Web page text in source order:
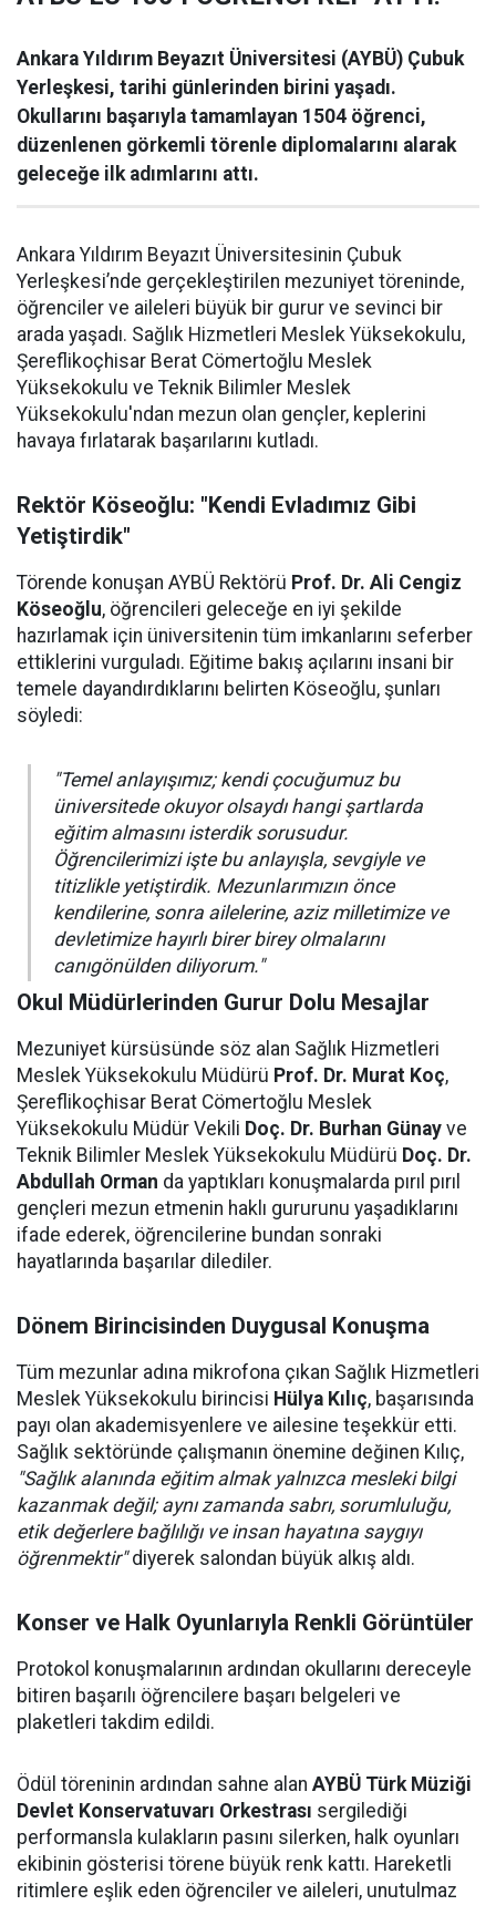
Ankara Yıldırım Beyazıt Üniversitesi (AYBÜ) Çubuk
Yerleşkesi, tarihi günlerinden birini yaşadı.
Okullarını başarıyla tamamlayan 1504 öğrenci,
düzenlenen görkemli törenle diplomalarını alarak
geleceğe ilk adımlarını attı.
Ankara Yıldırım Beyazıt Üniversitesinin Çubuk
Yerleşkesi’nde gerçekleştirilen mezuniyet töreninde,
öğrenciler ve aileleri büyük bir gurur ve sevinci bir
arada yaşadı. Sağlık Hizmetleri Meslek Yüksekokulu,
Şereflikoçhisar Berat Cömertoğlu Meslek
Yüksekokulu ve Teknik Bilimler Meslek
Yüksekokulu'ndan mezun olan gençler, keplerini
havaya fırlatarak başarılarını kutladı.
Rektör Köseoğlu: "Kendi Evladımız Gibi
Yetiştirdik"
Törende konuşan AYBÜ Rektörü Prof. Dr. Ali Cengiz
Köseoğlu, öğrencileri geleceğe en iyi şekilde
hazırlamak için üniversitenin tüm imkanlarını seferber
ettiklerini vurguladı. Eğitime bakış açılarını insani bir
temele dayandırdıklarını belirten Köseoğlu, şunları
söyledi:
"Temel anlayışımız; kendi çocuğumuz bu
üniversitede okuyor olsaydı hangi şartlarda
eğitim almasını isterdik sorusudur.
Öğrencilerimizi işte bu anlayışla, sevgiyle ve
titizlikle yetiştirdik. Mezunlarımızın önce
kendilerine, sonra ailelerine, aziz milletimize ve
devletimize hayırlı birer birey olmalarını
canıgönülden diliyorum."
Okul Müdürlerinden Gurur Dolu Mesajlar
Mezuniyet kürsüsünde söz alan Sağlık Hizmetleri
Meslek Yüksekokulu Müdürü Prof. Dr. Murat Koç,
Şereflikoçhisar Berat Cömertoğlu Meslek
Yüksekokulu Müdür Vekili Doç. Dr. Burhan Günay ve
Teknik Bilimler Meslek Yüksekokulu Müdürü Doç. Dr.
Abdullah Orman da yaptıkları konuşmalarda pırıl pırıl
gençleri mezun etmenin haklı gururunu yaşadıklarını
ifade ederek, öğrencilerine bundan sonraki
hayatlarında başarılar dilediler.
Dönem Birincisinden Duygusal Konuşma
Tüm mezunlar adına mikrofona çıkan Sağlık Hizmetleri
Meslek Yüksekokulu birincisi Hülya Kılıç, başarısında
payı olan akademisyenlere ve ailesine teşekkür etti.
Sağlık sektöründe çalışmanın önemine değinen Kılıç,
"Sağlık alanında eğitim almak yalnızca mesleki bilgi
kazanmak değil; aynı zamanda sabrı, sorumluluğu,
etik değerlere bağlılığı ve insan hayatına saygıyı
öğrenmektir"diyerek salondan büyük alkış aldı.
Konser ve Halk Oyunlarıyla Renkli Görüntüler
Protokol konuşmalarının ardından okullarını dereceyle
bitiren başarılı öğrencilere başarı belgeleri ve
plaketleri takdim edildi.
Ödül töreninin ardından sahne alan AYBÜ Türk Müziği
Devlet Konservatuvarı Orkestrası sergilediği
performansla kulakların pasını silerken, halk oyunları
ekibinin gösterisi törene büyük renk kattı. Hareketli
ritimlere eşlik eden öğrenciler ve aileleri, unutulmaz